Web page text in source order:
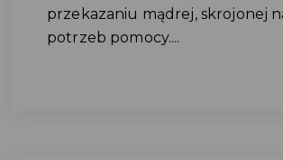
przekazaniu mądrej, skrojonej
potrzeb pomocy....